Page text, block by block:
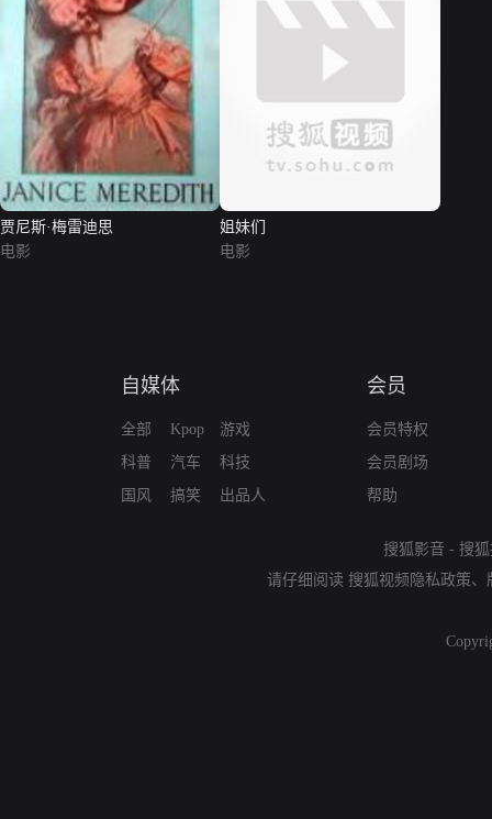
贾尼斯·梅雷迪思
电影
姐妹们
电影
自媒体
全部
科普
国风
Kpop
汽车
搞笑
游戏
科技
出品人
会员
会员特权
会员剧场
帮助
搜狐影音 - 搜
请仔细阅读 搜狐视频隐私政策、